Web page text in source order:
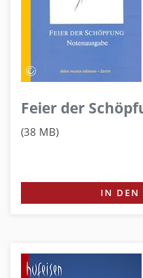
Feier der
(38 MB)
IN DEN